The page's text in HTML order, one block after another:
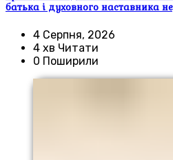
батька і духовного наставника
4 Серпня, 2026
4 хв Читати
0 Поширили